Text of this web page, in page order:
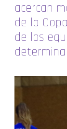
acercan
de la
de los